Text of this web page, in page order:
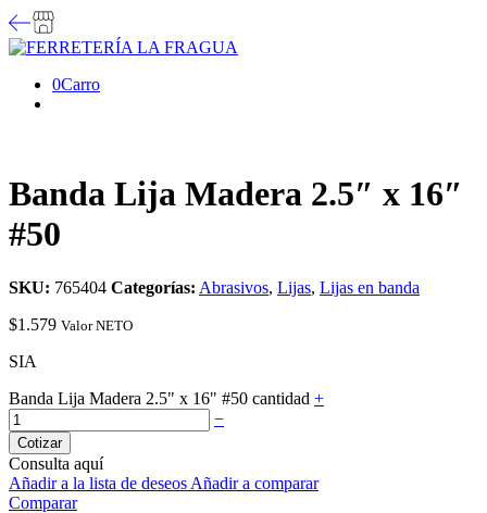
0Carro
Banda Lija Madera 2.5″ x 16″
#50
SKU: 765404 Categorías: Abrasivos, Lijas, Lijas en banda
$1.579 Valor NETO
SIA
Banda Lija Madera 2.5" x 16" #50 cantidad +
−
Cotizar
Consulta aquí
Añadir a la lista de deseos Añadir a comparar
Comparar